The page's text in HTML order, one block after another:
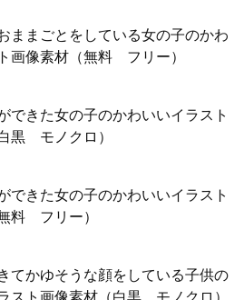
ままごとをしている女の子のかわ
画像素材（無料 フリー）
できた女の子のかわいいイラスト
黒 モノクロ）
できた女の子のかわいいイラスト
料 フリー）
てかゆそうな顔をしている子供の